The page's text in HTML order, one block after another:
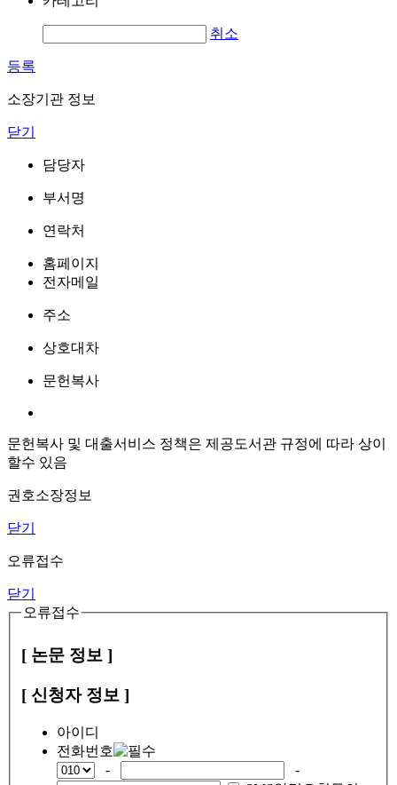
취소
등록
소장기관 정보
닫기
담당자
부서명
연락처
홈페이지
전자메일
주소
상호대차
문헌복사
문헌복사 및 대출서비스 정책은 제공도서관 규정에 따라 상이
할수 있음
권호소장정보
닫기
오류접수
닫기
오류접수
[ 논문 정보 ]
[ 신청자 정보 ]
아이디
전화번호
-
-